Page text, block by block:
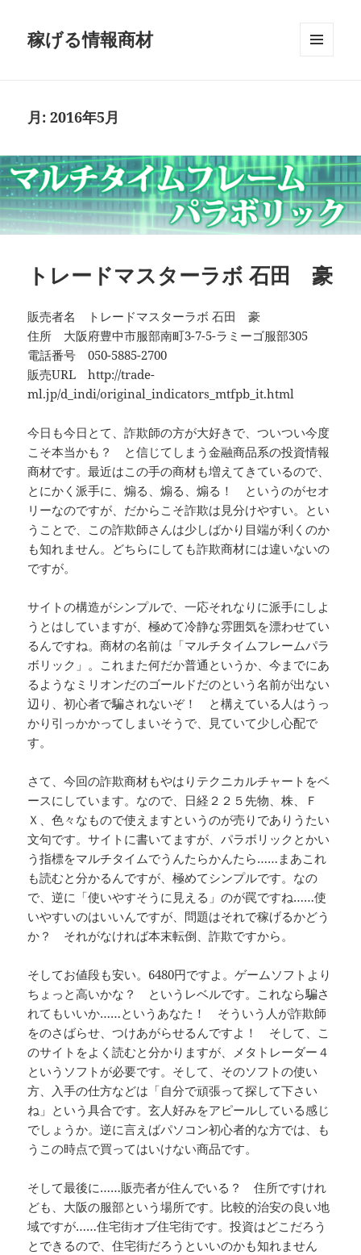
稼げる情報商材
月:2016年5月
トレードマスターラボ 石田 豪
販売者名 トレードマスターラボ 石田 豪
住所 大阪府豊中市服部南町3-7-5-ラミーゴ服部305
電話番号 050-5885-2700
販売URL http://trade-
ml.jp/d_indi/original_indicators_mtfpb_it.html
今日も今日とて、詐欺師の方が大好きで、ついつい今度
こそ本当かも？ と信じてしまう金融商品系の投資情報
商材です。最近はこの手の商材も増えてきているので、
とにかく派手に、煽る、煽る、煽る！ というのがセオ
リーなのですが、だからこそ詐欺は見分けやすい。とい
うことで、この詐欺師さんは少しばかり目端が利くのか
も知れません。どちらにしても詐欺商材には違いないの
ですが。
サイトの構造がシンプルで、一応それなりに派手にしよ
うとはしていますが、極めて冷静な雰囲気を漂わせてい
るんですね。商材の名前は「マルチタイムフレームパラ
ボリック」。これまた何だか普通というか、今までにあ
るようなミリオンだのゴールドだのという名前が出ない
辺り、初心者で騙されないぞ！ と構えている人はうっ
かり引っかかってしまいそうで、見ていて少し心配で
す。
さて、今回の詐欺商材もやはりテクニカルチャートをベ
ースにしています。なので、日経２２５先物、株、Ｆ
Ｘ、色々なもので使えますというのが売りでありうたい
文句です。サイトに書いてますが、パラボリックとかい
う指標をマルチタイムでうんたらかんたら……まあこれ
も読むと分かるんですが、極めてシンプルです。なの
で、逆に「使いやすそうに見える」のが罠ですね……使
いやすいのはいいんですが、問題はそれで稼げるかどう
か？ それがなければ本末転倒、詐欺ですから。
そしてお値段も安い。6480円ですよ。ゲームソフトより
ちょっと高いかな？ というレベルです。これなら騙さ
れてもいいか……というあなた！ そういう人が詐欺師
をのさばらせ、つけあがらせるんですよ！ そして、こ
のサイトをよく読むと分かりますが、メタトレーダー４
というソフトが必要です。そして、そのソフトの使い
方、入手の仕方などは「自分で頑張って探して下さい
ね」という具合です。玄人好みをアピールしている感じ
でしょうか。逆に言えばパソコン初心者的な方では、も
うこの時点で買ってはいけない商品です。
そして最後に……販売者が住んでいる？ 住所ですけれ
ども、大阪の服部という場所です。比較的治安の良い地
域ですが……住宅街オブ住宅街です。投資はどこだろう
とできるので、住宅街だろうといいのかも知れません